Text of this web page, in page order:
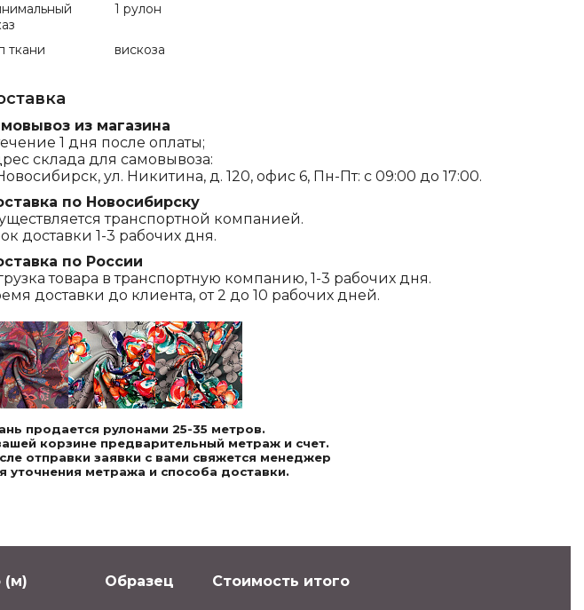
1 рулон
ткани вискоза
из магазина
1 дня после оплаты;
склада для самовывоза:
ул. Никитина, д. 120, офис 6, Пн-Пт: с 09:00 до 17:00.
по Новосибирску
транспортной компанией.
доставки 1-3 рабочих дня.
по России
товара в транспортную компанию, 1-3 рабочих дня.
доставки до клиента, от 2 до 10 рабочих дней.
продается рулонами 25-35 метров.
корзине предварительный метраж и счет.
отправки заявки с вами свяжется менеджер
уточнения метража и способа доставки.
(м) Образец Стоимость итого